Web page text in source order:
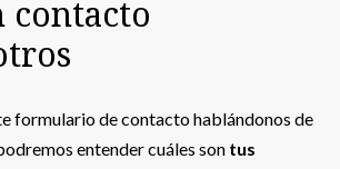
contacto
formulario de contacto hablándonos de
entender cuáles son tus